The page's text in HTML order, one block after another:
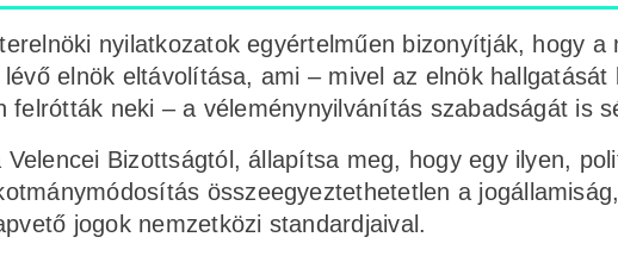
nyilatkozatok egyértelműen bizonyítják, hogy a
elnök eltávolítása, ami – mivel az elnök hallgatását
felrótták neki – a véleménynyilvánítás szabadságát is
Bizottságtól, állapítsa meg, hogy egy ilyen,
összeegyeztethetetlen a
jogok nemzetközi standardjaival.